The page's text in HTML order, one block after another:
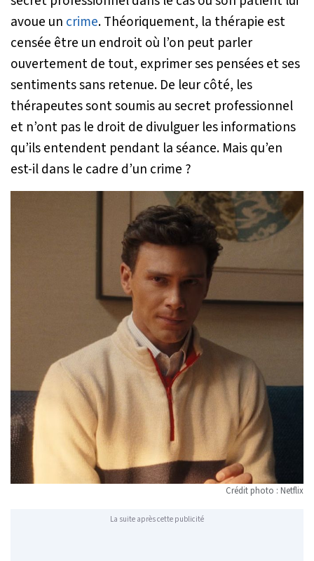
avoue un crime. Théoriquement, la thérapie est
censée être un endroit où l’on peut parler
ouvertement de tout, exprimer ses pensées et ses
sentiments sans retenue. De leur côté, les
thérapeutes sont soumis au secret professionnel
et n’ont pas le droit de divulguer les informations
qu’ils entendent pendant la séance. Mais qu’en
est-il dans le cadre d’un crime ?
Crédit photo : Netflix
La suite après cette publicité